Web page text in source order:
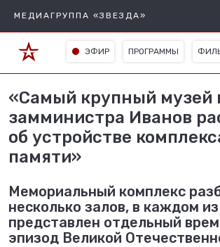
МЕДИАГРУППА «ЗВЕЗДА»
ЭФИР ПРОГРАММЫ
«Самый крупный музей
замминистра Иванов
об устройстве
памяти»
Мемориальный комплекс
несколько залов, в каждом
представлен отдельный
эпизод Великой